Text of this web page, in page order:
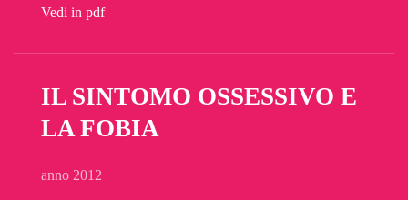
Vedi in pdf
IL SINTOMO OSSESSIVO E
LA FOBIA
anno 2012